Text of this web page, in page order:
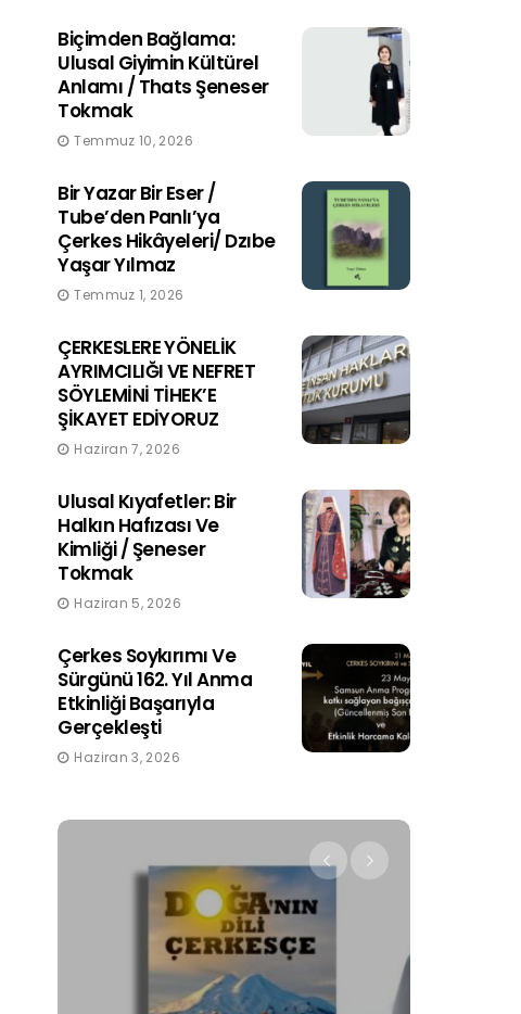
Biçimden Bağlama:
Ulusal Giyimin Kültürel
Anlamı / Thats Şeneser
Tokmak
Temmuz 10, 2026
Bir Yazar Bir Eser /
Tube’den Panlı’ya
Çerkes Hikâyeleri/ Dzıbe
Yaşar Yılmaz
Temmuz 1, 2026
ÇERKESLERE YÖNELİK
AYRIMCILIĞI VE NEFRET
SÖYLEMİNİ TİHEK’E
ŞİKAYET EDİYORUZ
Haziran 7, 2026
Ulusal Kıyafetler: Bir
Halkın Hafızası Ve
Kimliği / Şeneser
Tokmak
Haziran 5, 2026
Çerkes Soykırımı Ve
Sürgünü 162. Yıl Anma
Etkinliği Başarıyla
Gerçekleşti
Haziran 3, 2026